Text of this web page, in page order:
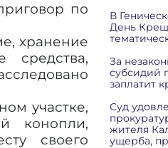
по
хранение
средства,
участке,
конопли,
своего
В
День
За
субсидий
заплатит
Суд
жителя
ущерба,